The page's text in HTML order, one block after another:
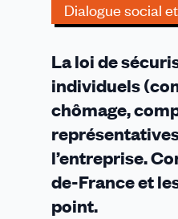
Dialogue social
La loi de
individuels
chômage,
l’entreprise.
de-France et
point.